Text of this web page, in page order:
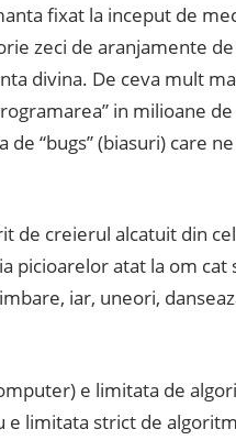
fixat la inceput de
zeci de aranjamente
divina. De ceva mult
in milioane
“bugs” (biasuri) care
de creierul alcatuit din
picioarelor atat la om cat
iar, uneori,
e limitata de
e limitata strict de